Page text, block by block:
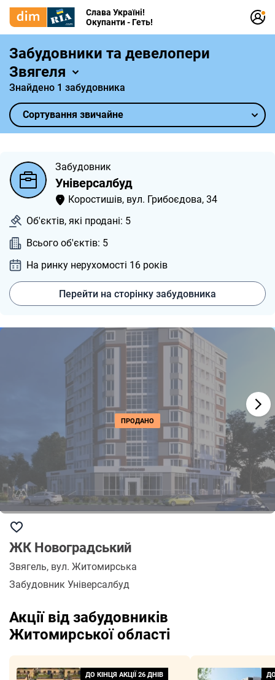
Слава Україні!
Окупанти - Геть!
Забудовники та девелопери
Звягеля
Знайдено 1 забудовника
Сортування звичайне
Забудовник
Універсалбуд
Коростишів, вул. Грибоєдова, 34
Об'єктів, які продані: 5
Всього об'єктів: 5
На ринку нерухомості 16 років
Перейти на сторінку забудовника
ПРОДАНО
ЖК Новоградський
Звягель, вул. Житомирська
Забудовник Універсалбуд
Акції від забудовників
Житомирської області
ДО КІНЦЯ АКЦІЇ 26 ДНІВ